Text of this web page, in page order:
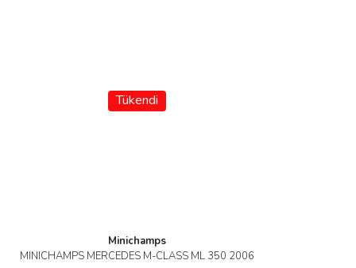
Tükendi
Minichamps
MINICHAMPS MERCEDES M-CLASS ML 350 2006